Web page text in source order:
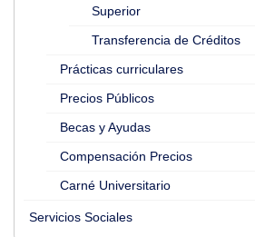
Superior
Transferencia de Créditos
Prácticas curriculares
Precios Públicos
Becas y Ayudas
Compensación Precios
Carné Universitario
Servicios Sociales